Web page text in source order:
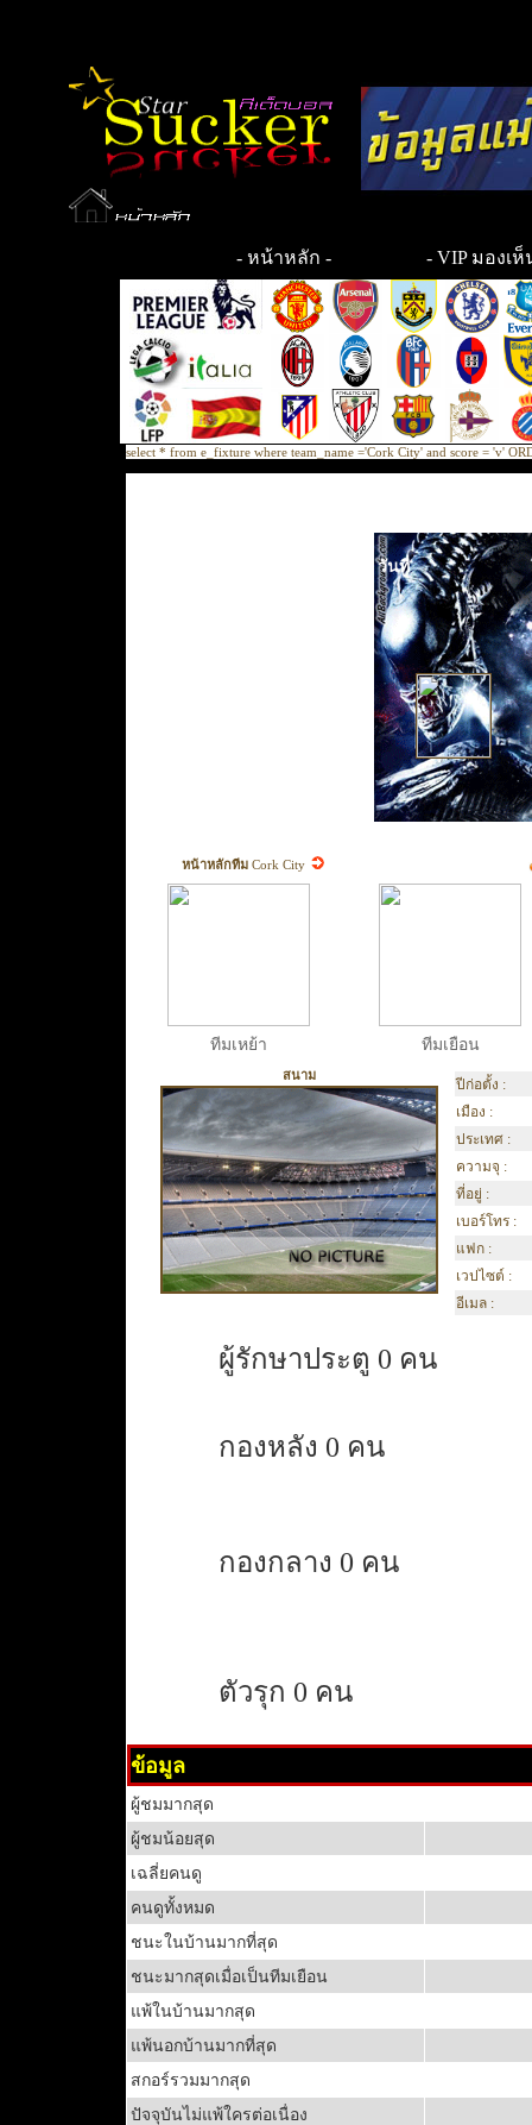
- หน้าหลัก - - VIP มองเห็
select * from e_fixture where team_name ='Cork City' and score = 'v'
วันที่
หน้าหลักทีม Cork City
ทีมเหย้า ทีมเยือน
สนาม
ปีก่อตั้ง :
เมือง :
ประเทศ :
ความจุ :
ที่อยู่ :
เบอร์โทร :
แฟก :
เวปไซต์ :
อีเมล :
ผู้รักษาประตู 0 คน
กองหลัง 0 คน
กองกลาง 0 คน
ตัวรุก 0 คน
ข้อมูล
ผู้ชมมากสุด
ผู้ชมน้อยสุด
เฉลี่ยคนดู
คนดูทั้งหมด
ชนะในบ้านมากที่สุด
ชนะมากสุดเมื่อเป็นทีมเยือน
แพ้ในบ้านมากสุด
แพ้นอกบ้านมากที่สุด
สกอร์รวมมากสุด
ปัจจุบันไม่แพ้ใครต่อเนื่อง